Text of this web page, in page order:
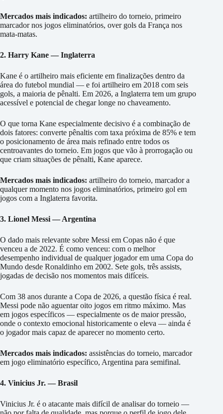
Mercados mais indicados: artilheiro do torneio, primeiro
marcador nos jogos eliminatórios, over gols da França nos
mata-matas.
2. Harry Kane — Inglaterra
Kane é o artilheiro mais eficiente em finalizações dentro da
área do futebol mundial — e foi artilheiro em 2018 com seis
gols, a maioria de pênalti. Em 2026, a Inglaterra tem um grupo
acessível e potencial de chegar longe no chaveamento.
O que torna Kane especialmente decisivo é a combinação de
dois fatores: converte pênaltis com taxa próxima de 85% e tem
o posicionamento de área mais refinado entre todos os
centroavantes do torneio. Em jogos que vão à prorrogação ou
que criam situações de pênalti, Kane aparece.
Mercados mais indicados: artilheiro do torneio, marcador a
qualquer momento nos jogos eliminatórios, primeiro gol em
jogos com a Inglaterra favorita.
3. Lionel Messi — Argentina
O dado mais relevante sobre Messi em Copas não é que
venceu a de 2022. É como venceu: com o melhor
desempenho individual de qualquer jogador em uma Copa do
Mundo desde Ronaldinho em 2002. Sete gols, três assists,
jogadas de decisão nos momentos mais difíceis.
Com 38 anos durante a Copa de 2026, a questão física é real.
Messi pode não aguentar oito jogos em ritmo máximo. Mas
em jogos específicos — especialmente os de maior pressão,
onde o contexto emocional historicamente o eleva — ainda é
o jogador mais capaz de aparecer no momento certo.
Mercados mais indicados: assistências do torneio, marcador
em jogo eliminatório específico, Argentina para semifinal.
4. Vinicius Jr. — Brasil
Vinicius Jr. é o atacante mais difícil de analisar do torneio —